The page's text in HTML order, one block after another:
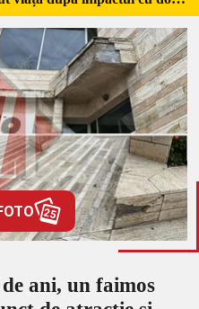
25
ani, un faimos